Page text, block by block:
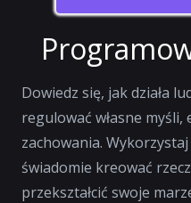
Dowiedz się, jak działa
regulować własne myśli,
zachowania.
świadomie kreować
przekształcić swoje